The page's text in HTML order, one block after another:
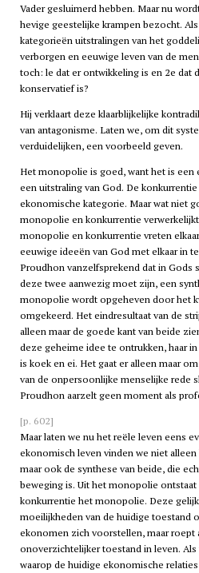
Vader gesluimerd hebben. Maar nu
hevige geestelijke krampen bezocht.
kategorieën uitstralingen van het
verborgen en eeuwige leven van de
toch: le dat er ontwikkeling is en 2e dat
konservatief is?
Hij verklaart deze klaarblijkelijke
van antagonisme. Laten we, om dit
verduidelijken, een voorbeeld geven.
Het monopolie is goed, want het is een
een uitstraling van God. De
ekonomische kategorie. Maar wat niet
monopolie en konkurrentie
monopolie en konkurrentie vreten
eeuwige ideeën van God met elkaar in
Proudhon vanzelfsprekend dat in Gods
deze twee aanwezig moet zijn, een
monopolie wordt opgeheven door het
omgekeerd. Het eindresultaat van de
alleen maar de goede kant van beide
deze geheime idee te ontrukken, haar
is koek en ei. Het gaat er alleen maar
van de onpersoonlijke menselijke rede
Proudhon aarzelt geen moment als
[p. 602]
Maar laten we nu het reële leven eens
ekonomisch leven vinden we niet
maar ook de synthese van beide, die
beweging is. Uit het monopolie
konkurrentie het monopolie. Deze
moeilijkheden van de huidige toestand
ekonomen zich voorstellen, maar roept
onoverzichtelijker toestand in leven. Als
waarop de huidige ekonomische